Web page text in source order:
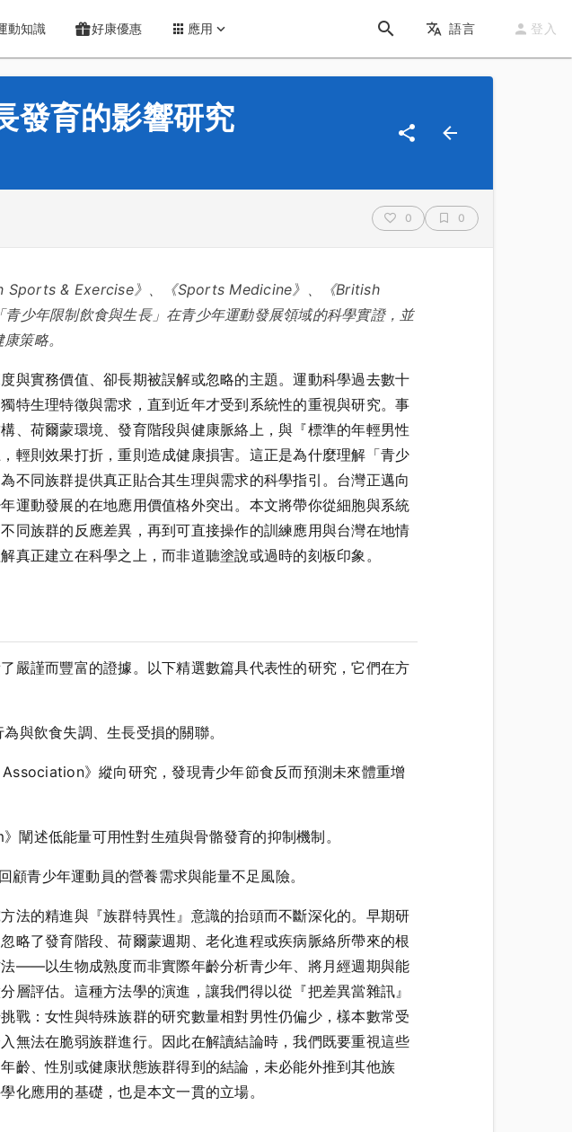
動知識 好康優惠 應用 語言 登入
發育的影響研究
0 0
& Exercise》、《Sports Medicine》、《British
年限制飲食與生長」在青少年運動發展領域的科學實證，並
策略。
與實務價值、卻長期被誤解或忽略的主題。運動科學過去數十
特生理特徵與需求，直到近年才受到系統性的重視與研究。事
、荷爾蒙環境、發育階段與健康脈絡上，與『標準的年輕男性
輕則效果打折，重則造成健康損害。這正是為什麼理解「青少
同族群提供真正貼合其生理與需求的科學指引。台灣正邁向
運動發展的在地應用價值格外突出。本文將帶你從細胞與系統
同族群的反應差異，再到可直接操作的訓練應用與台灣在地情
正建立在科學之上，而非道聽塗說或過時的刻板印象。
嚴謹而豐富的證據。以下精選數篇具代表性的研究，它們在方
與飲食失調、生長受損的關聯。
》縱向研究，發現青少年節食反而預測未來體重增
述低能量可用性對生殖與骨骼發育的抑制機制。
少年運動員的營養需求與能量不足風險。
法的精進與『族群特異性』意識的抬頭而不斷深化的。早期研
略了發育階段、荷爾蒙週期、老化進程或疾病脈絡所帶來的根
——以生物成熟度而非實際年齡分析青少年、將月經週期與能
評估。這種方法學的演進，讓我們得以從『把差異當雜訊』
戰：女性與特殊族群的研究數量相對男性仍偏少，樣本數常受
無法在脆弱族群進行。因此在解讀結論時，我們既要重視這些
、性別或健康狀態族群得到的結論，未必能外推到其他族
化應用的基礎，也是本文一貫的立場。